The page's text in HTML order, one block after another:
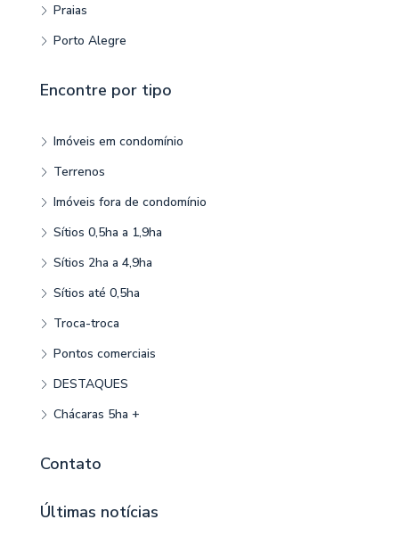
Praias
Porto Alegre
Encontre por tipo
Imóveis em condomínio
Terrenos
Imóveis fora de condomínio
Sítios 0,5ha a 1,9ha
Sítios 2ha a 4,9ha
Sítios até 0,5ha
Troca-troca
Pontos comerciais
DESTAQUES
Chácaras 5ha +
Contato
Últimas notícias